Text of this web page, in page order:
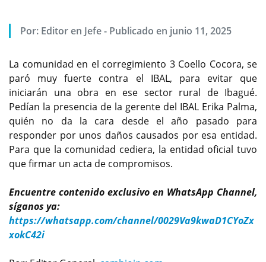
Por: Editor en Jefe- Publicado en junio 11, 2025
La comunidad en el corregimiento 3 Coello Cocora, se
paró muy fuerte contra el IBAL, para evitar que
iniciarán una obra en ese sector rural de Ibagué.
Pedían la presencia de la gerente del IBAL Erika Palma,
quién no da la cara desde el año pasado para
responder por unos daños causados por esa entidad.
Para que la comunidad cediera, la entidad oficial tuvo
que firmar un acta de compromisos.
Encuentre contenido exclusivo en WhatsApp Channel,
síganos ya:
https://whatsapp.com/channel/0029Va9kwaD1CYoZx
xokC42i